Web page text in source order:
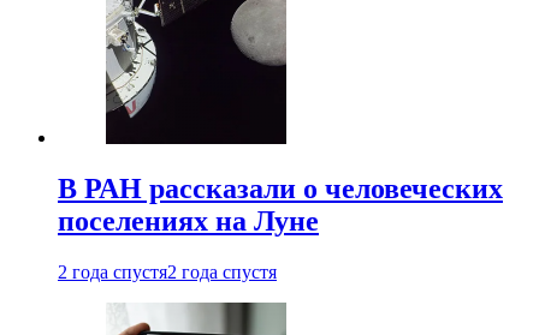
В РАН рассказали о человеческих
поселениях на Луне
2 года спустя2 года спустя